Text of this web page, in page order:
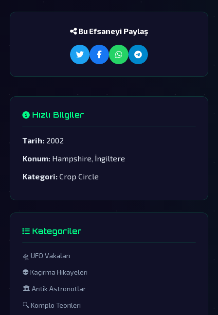
Bu Efsaneyi Paylaş
Hızlı Bilgiler
Tarih: 2002
Konum: Hampshire, İngiltere
Kategori: Crop Circle
Kategoriler
🛸 UFO Vakaları
👽 Kaçırma Hikayeleri
🏛️ Antik Astronotlar
🔍 Komplo Teorileri